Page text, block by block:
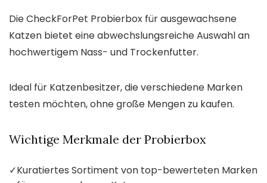
Die CheckForPet Probierbox für ausgewachsene
Katzen bietet eine abwechslungsreiche Auswahl an
hochwertigem Nass- und Trockenfutter.
Ideal für Katzenbesitzer, die verschiedene Marken
testen möchten, ohne große Mengen zu kaufen.
Wichtige Merkmale der Probierbox
✓Kuratiertes Sortiment von top-bewerteten Marken